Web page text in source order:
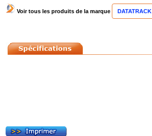
Voir tous les produits de la marque DATATRACK